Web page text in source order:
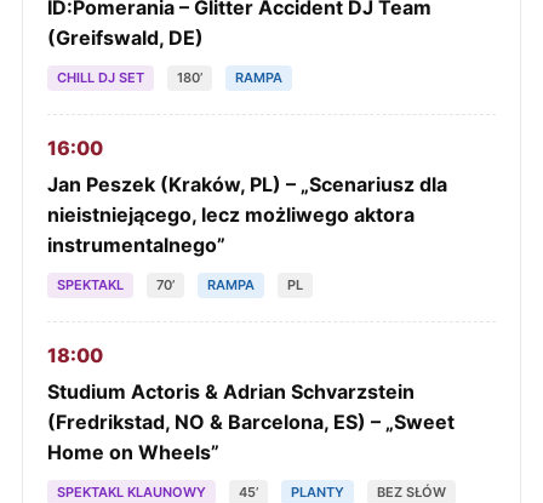
ID:Pomerania – Glitter Accident DJ Team
(Greifswald, DE)
CHILL DJ SET 180’ RAMPA
16:00
Jan Peszek (Kraków, PL) – „Scenariusz dla
nieistniejącego, lecz możliwego aktora
instrumentalnego”
SPEKTAKL 70’ RAMPA PL
18:00
Studium Actoris & Adrian Schvarzstein
(Fredrikstad, NO & Barcelona, ES) – „Sweet
Home on Wheels”
SPEKTAKL KLAUNOWY 45’ PLANTY BEZ SŁÓW